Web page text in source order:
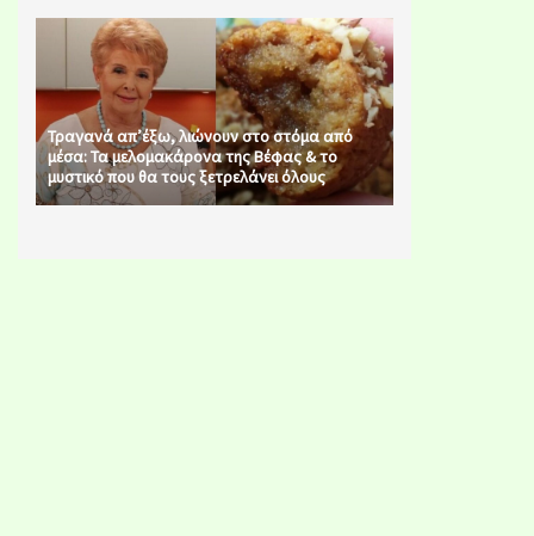
Τραγανά απ’έξω, λιώνουν στο στόμα από
μέσα: Τα μελομακάρονα της Βέφας & το
μυστικό που θα τους ξετρελάνει όλους